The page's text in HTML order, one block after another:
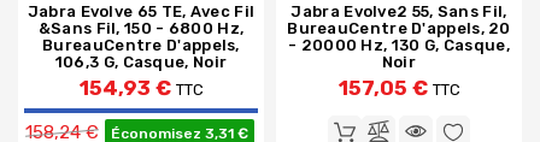
Jabra Evolve 65 TE, Avec Fil
&sans Fil, 150 - 6800 Hz,
BureauCentre D'appels,
106,3 G, Casque, Noir
154,93 € TTC
Prix de base
158,24 € Économisez 3,31 €
Jabra Evolve2 55, Sans Fil,
BureauCentre D'appels, 20
- 20000 Hz, 130 G, Casque,
Noir
157,05 € TTC